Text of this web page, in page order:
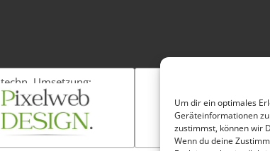
Um dir ein optimales
Geräteinformationen
zustimmst, können wir
Wenn du deine
techn. Umsetzung: